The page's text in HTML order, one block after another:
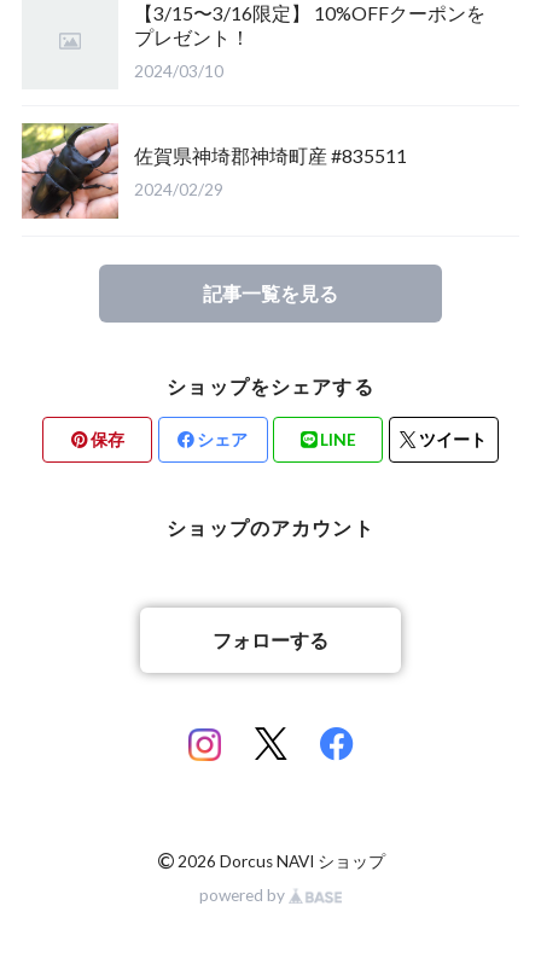
長崎県対馬市産
佐賀県神崎郡産
新潟県東蒲原郡阿賀町産
香川県綾歌郡産綾上町産
福島県南会津郡産
福島県大沼郡産
長崎県対馬市産
山梨県甲斐市産
北海道檜山郡厚沢部町産
山梨県甲府市産
山梨県韮崎市穂坂町産
山梨県北杜市明野町産
三重県桑名市
滋賀県大津市産
京都府宇治市産
香川県丸亀市綾歌町産
山梨県韮崎市穂坂町産
京都府宇治市産
岡山県岡山市産
香川県丸亀市綾歌町産
熊本県合志市産
山梨県北杜市明野町産
佐賀県神埼郡産
【3/15〜3/16限定】 10%OFFクーポンを
プレゼント！
2024/03/10
佐賀県神埼郡神埼町産 #835511
2024/02/29
記事一覧を見る
ショップをシェアする
保存 シェア LINE ツイート
ショップのアカウント
フォローする
© 2026 Dorcus NAVI ショップ
powered by